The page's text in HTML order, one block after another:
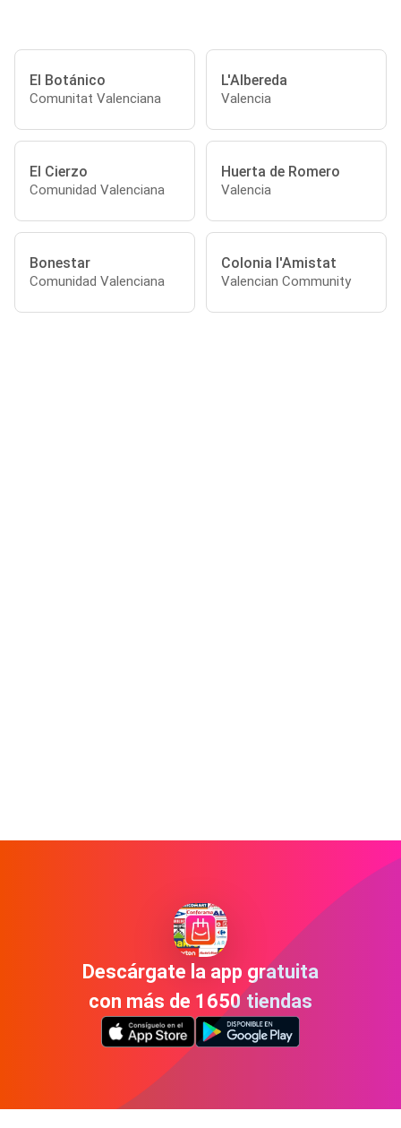
El Botánico
Comunitat Valenciana
L'Albereda
Valencia
El Cierzo
Comunidad Valenciana
Huerta de Romero
Valencia
Bonestar
Comunidad Valenciana
Colonia l'Amistat
Valencian Community
Descárgate la app gratuita
con más de 1650 tiendas